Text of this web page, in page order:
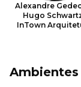
Alexandre
Hugo Schwartz
InTown